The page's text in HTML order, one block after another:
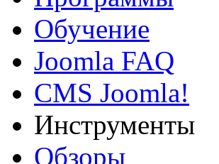
Обучение
Joomla FAQ
CMS Joomla!
Инструменты
Обзоры